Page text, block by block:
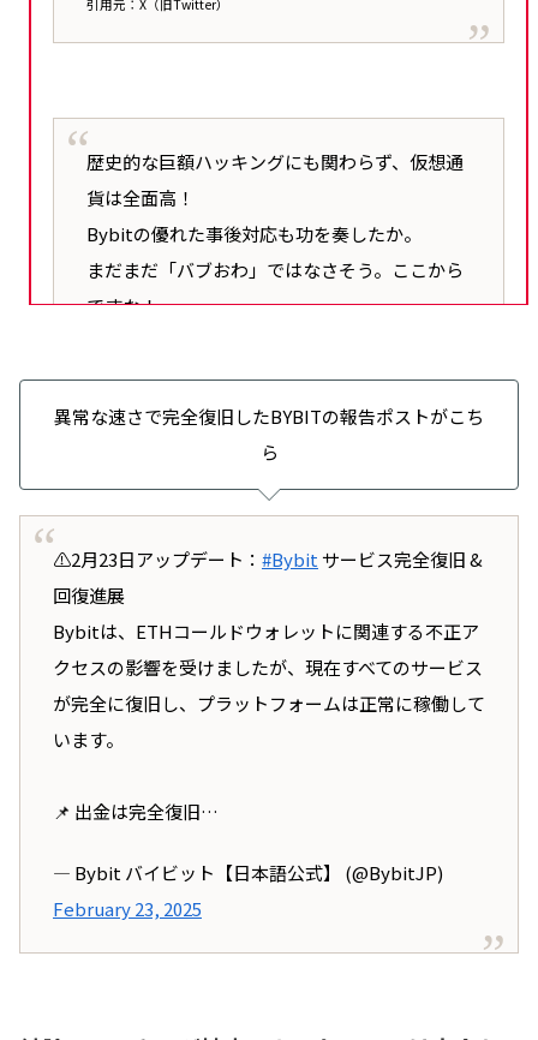
引用元：X（旧Twitter）
歴史的な巨額ハッキングにも関わらず、仮想通
貨は全面高！
Bybitの優れた事後対応も功を奏したか。
まだまだ「バブおわ」ではなさそう。ここから
ですな！
Bybitのハッキング対応は完璧だったと思う。
自分もGOX中だからこそ、その重要性がわか
る。
冷静かつ迅速な対応で、ユーザーの信頼を守っ
たのは素晴らしい。
やっぱり自分で管理するのは無理だな。
BYBITがハッキングされて以降、この短時間で
58万件の出金処理に対応できる能力は凄すぎる
異常な速さで完全復旧したBYBITの報告ポストがこち
ら
⚠️2月23日アップデート： #Bybitサービス完全復旧 &
回復進展
Bybitは、ETHコールドウォレットに関連する不正ア
クセスの影響を受けましたが、現在すべてのサービス
が完全に復旧し、プラットフォームは正常に稼働して
います。
📌 出金は完全復旧…
— Bybit バイビット【日本語公式】 (@BybitJP)
February 23, 2025